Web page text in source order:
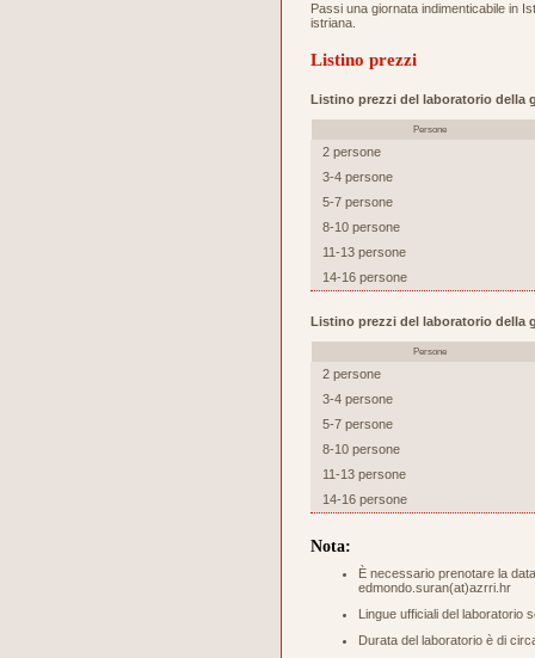
Passi una giornata indimenticabile in
istriana.
Listino prezzi
Listino prezzi del laboratorio della
Persone
2 persone
3-4 persone
5-7 persone
8-10 persone
11-13 persone
14-16 persone
Listino prezzi del laboratorio della
Persone
2 persone
3-4 persone
5-7 persone
8-10 persone
11-13 persone
14-16 persone
Nota:
È necessario prenotare la
edmondo.suran(at)azrri.hr
Lingue ufficiali del laboratorio
Durata del laboratorio è di